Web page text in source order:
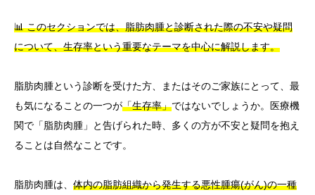
📊 このセクションでは、脂肪肉腫と診断された際の不安や疑問
について、生存率という重要なテーマを中心に解説します。
脂肪肉腫という診断を受けた方、またはそのご家族にとって、最
も気になることの一つが「生存率」ではないでしょうか。医療機
関で「脂肪肉腫」と告げられた時、多くの方が不安と疑問を抱え
ることは自然なことです。
脂肪肉腫は、 体内の脂肪組織から発生する悪性腫瘍(がん)の一種